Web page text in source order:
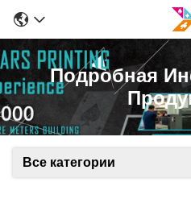
Подробная
Все категории